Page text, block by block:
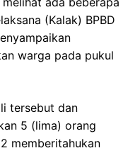
(Kalak) BPBD
warga pada pukul
tersebut dan
5 (lima) orang
memberitahukan